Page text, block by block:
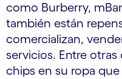
como Burberry,
también están
comercializan,
servicios. Entre
chips en su ropa